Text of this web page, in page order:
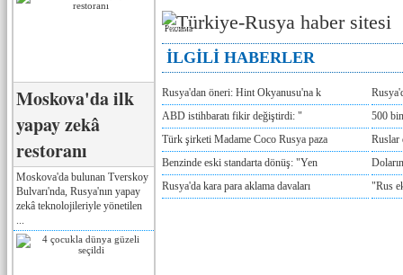
Moskova'da ilk
yapay zekâ
restoranı
Moskova'da bulunan Tverskoy
Bulvarı'nda, Rusya'nın yapay
zekâ teknolojileriyle yönetilen
Реклама
İLGİLİ HABERLER
Rusya'dan öneri: Hint Okyanusu'na k
ABD istihbaratı fikir değiştirdi: "
500
Türk şirketi Madame Coco Rusya paza
Ruslar
Benzinde eski standarta dönüş: "Yen
Rusya'da kara para aklama davaları
"Rus